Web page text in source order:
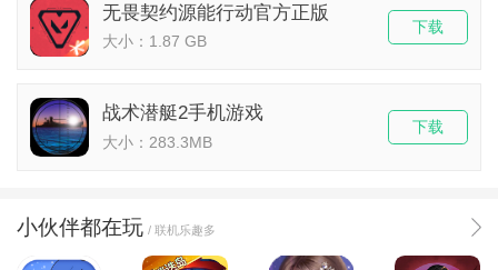
无畏契约源能行动官方正版
大小：1.87 GB
下载
战术潜艇2手机游戏
大小：283.3MB
下载
小伙伴都在玩 / 联机乐趣多